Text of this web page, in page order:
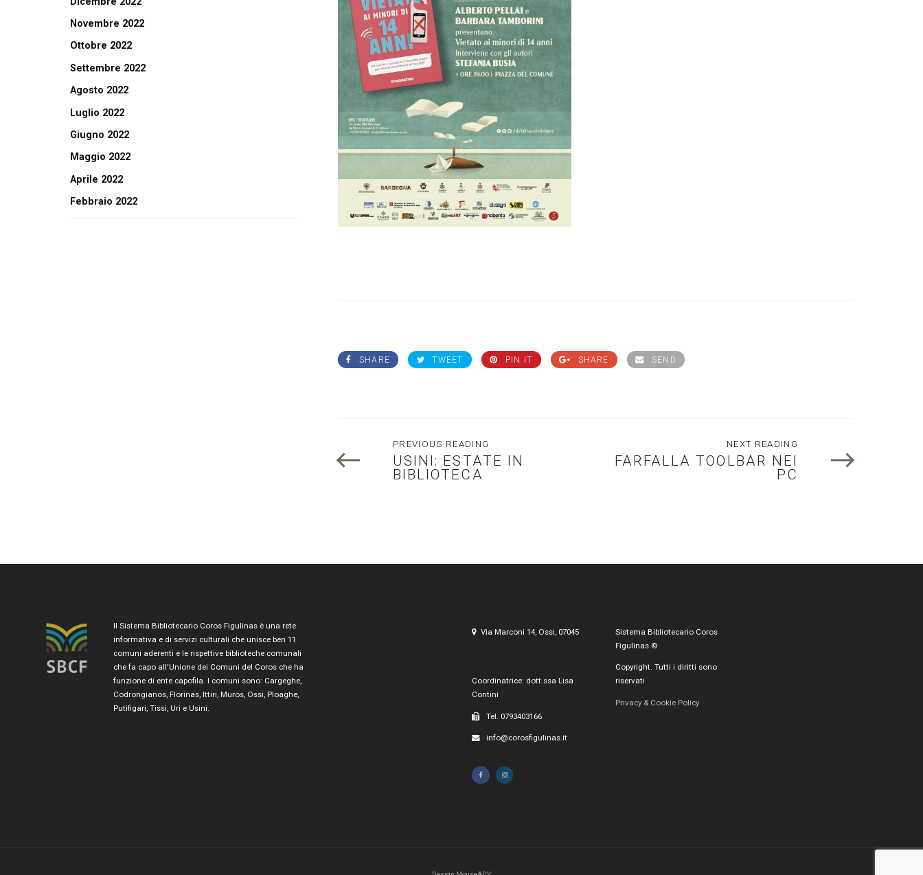
SHARE TWEET PIN IT SHARE SEND
PREVIOUS READING
USINI: ESTATE IN
BIBLIOTECA
NEXT READING
FARFALLA TOOLBAR NEI
PC
Novembre 2022
Ottobre 2022
Settembre 2022
Agosto 2022
Luglio 2022
Giugno 2022
Maggio 2022
Aprile 2022
Febbraio 2022
Il Sistema Bibliotecario Coros Figulinas è una rete
informativa e di servizi culturali che unisce ben 11
comuni aderenti e le rispettive biblioteche comunali
che fa capo all'Unione dei Comuni del Coros che ha
funzione di ente capofila. I comuni sono: Cargeghe,
Codrongianos, Florinas, Ittiri, Muros, Ossi, Ploaghe,
Putifigari, Tissi, Uri e Usini.
Via Marconi 14, Ossi, 07045
Coordinatrice: dott.ssa Lisa
Contini
Tel. 0793403166
info@corosfigulinas.it
Sistema Bibliotecario Coros
Figulinas ©
Copyright. Tutti i diritti sono
riservati
Privacy & Cookie Policy